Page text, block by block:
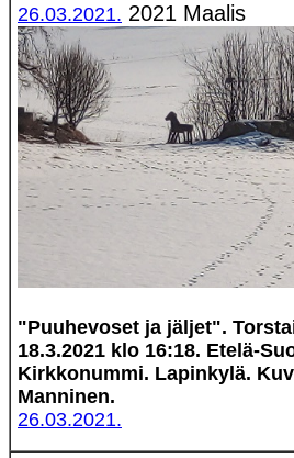
26.03.2021. 2021 Maalis
"Puuhevoset ja jäljet".
18.3.2021 klo 16:18. Etelä-
Kirkkonummi. Lapinkylä.
Manninen.
26.03.2021.